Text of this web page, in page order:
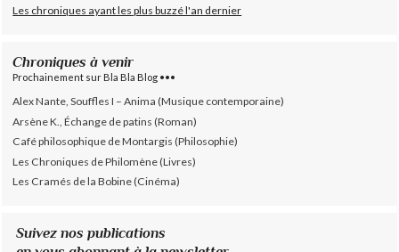
Les chroniques ayant les plus buzzé l'an dernier
Chroniques à venir
Prochainement sur Bla Bla Blog •••
Alex Nante, Souffles I – Anima (Musique contemporaine)
Arsène K., Échange de patins (Roman)
Café philosophique de Montargis (Philosophie)
Les Chroniques de Philomène (Livres)
Les Cramés de la Bobine (Cinéma)
Suivez nos publications